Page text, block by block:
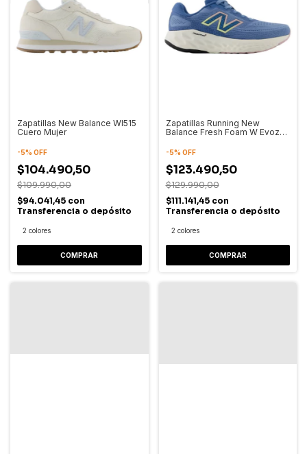
Zapatillas New Balance Wl515
Cuero Mujer
-5% OFF
$104.490,50
$109.990,00
$94.041,45 con
Transferencia o depósito
2 colores
COMPRAR
Zapatillas Running New
Balance Fresh Foam W Evoz
-5% OFF
$123.490,50
$129.990,00
$111.141,45 con
Transferencia o depósito
2 colores
COMPRAR